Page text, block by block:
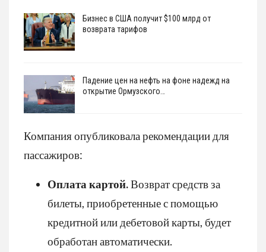
Бизнес в США получит $100 млрд от
возврата тарифов
Падение цен на нефть на фоне надежд на
открытие Ормузского…
Компания опубликовала рекомендации для
пассажиров:
Оплата картой.Возврат средств за
билеты, приобретенные с помощью
кредитной или дебетовой карты, будет
обработан автоматически.